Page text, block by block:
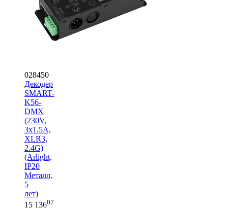
028450
Декодер
SMART-
K56-
DMX
(230V,
3x1.5A,
XLR3,
2.4G)
(Arlight,
IP20
Металл,
5
лет)
15 13607